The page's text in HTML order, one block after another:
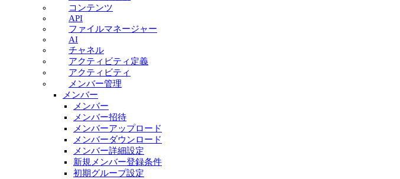
コンテンツ
API
ファイルマネージャー
AI
チャネル
アクティビティ定義
アクティビティ
メンバー管理
メンバー
メンバー
メンバー招待
メンバーアップロード
メンバーダウンロード
メンバー詳細設定
新規メンバー登録条件
初期グループ設定